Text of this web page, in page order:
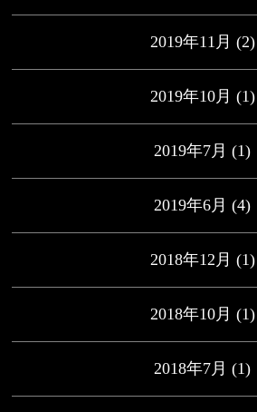
2019年11月 (2)
2019年10月 (1)
2019年7月 (1)
2019年6月 (4)
2018年12月 (1)
2018年10月 (1)
2018年7月 (1)